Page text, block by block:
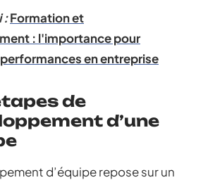
:Formation et
: l'importance pour
en entreprise
de
d’une
d’équipe repose sur un